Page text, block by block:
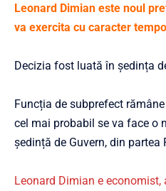
Leonard Dimian este noul
va exercita cu caracter
Decizia fost luată în ședința
Funcția de subprefect
cel mai probabil se va face o
ședință de Guvern, din partea
Leonard Dimian e economist,